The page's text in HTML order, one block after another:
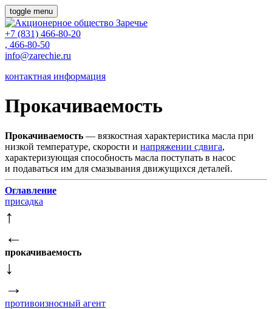
toggle menu
+7 (831) 466-80-20
, 466-80-50
info@zarechie.ru
контактная информация
Прокачиваемость
Прокачиваемость — вязкостная характеристика масла при
низкой температуре, скорости и напряжении сдвига,
характеризующая способность масла поступать в насос
и подаваться им для смазывания движущихся деталей.
Оглавление
присадка
↑
←
прокачиваемость
↓
→
противоизносный агент